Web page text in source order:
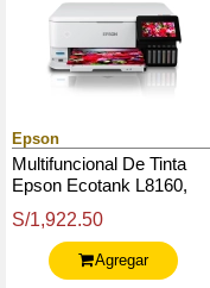
Epson
Multifuncional De Tinta
Epson Ecotank L8160,
Copia, Lan / Wi-Fi / Usb
S/1,922.50
Agregar